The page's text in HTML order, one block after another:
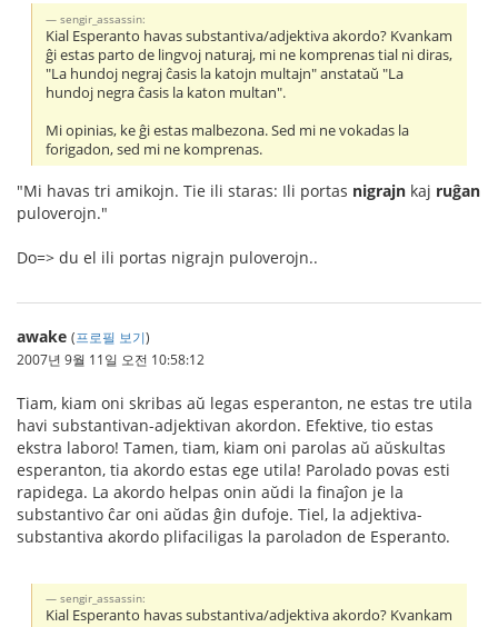
sengir_assassin:
Kial Esperanto havas substantiva/adjektiva akordo? Kvankam
ĝi estas parto de lingvoj naturaj, mi ne komprenas tial ni diras,
"La hundoj negraj ĉasis la katojn multajn" anstataŭ "La
hundoj negra ĉasis la katon multan".
Mi opinias, ke ĝi estas malbezona. Sed mi ne vokadas la
forigadon, sed mi ne komprenas.
"Mi havas tri amikojn. Tie ili staras: Ili portas nigrajn kaj ruĝan
puloverojn."
Do=> du el ili portas nigrajn puloverojn..
awake (프로필 보기)
2007년 9월 11일 오전 10:58:12
Tiam, kiam oni skribas aŭ legas esperanton, ne estas tre utila
havi substantivan-adjektivan akordon. Efektive, tio estas
ekstra laboro! Tamen, tiam, kiam oni parolas aŭ aŭskultas
esperanton, tia akordo estas ege utila! Parolado povas esti
rapidega. La akordo helpas onin aŭdi la finaĵon je la
substantivo ĉar oni aŭdas ĝin dufoje. Tiel, la adjektiva-
substantiva akordo plifaciligas la paroladon de Esperanto.
sengir_assassin:
Kial Esperanto havas substantiva/adjektiva akordo? Kvankam